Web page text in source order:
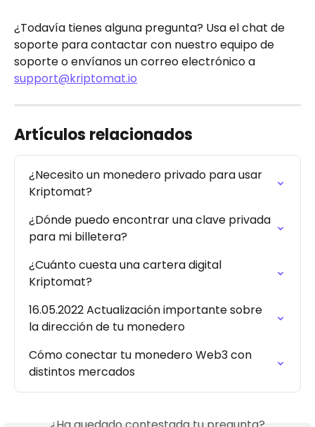
¿Todavía tienes alguna pregunta? Usa el chat de
soporte para contactar con nuestro equipo de
soporte o envíanos un correo electrónico a
support@kriptomat.io
Artículos relacionados
¿Necesito un monedero privado para usar
Kriptomat?
¿Dónde puedo encontrar una clave privada
para mi billetera?
¿Cuánto cuesta una cartera digital
Kriptomat?
16.05.2022 Actualización importante sobre
la dirección de tu monedero
Cómo conectar tu monedero Web3 con
distintos mercados